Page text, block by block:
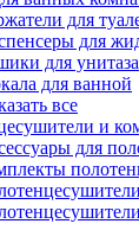
для
для
для унитаза
для ванной
все
и
для